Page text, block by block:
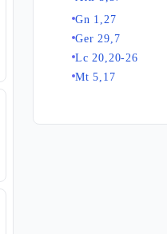
Gn 1,27
Ger 29,7
Lc 20,20-26
Mt 5,17